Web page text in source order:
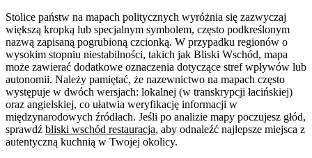
Stolice państw na mapach politycznych wyróżnia się zazwyczaj
większą kropką lub specjalnym symbolem, często podkreślonym
nazwą zapisaną pogrubioną czcionką. W przypadku regionów o
wysokim stopniu niestabilności, takich jak Bliski Wschód, mapa
może zawierać dodatkowe oznaczenia dotyczące stref wpływów lub
autonomii. Należy pamiętać, że nazewnictwo na mapach często
występuje w dwóch wersjach: lokalnej (w transkrypcji łacińskiej)
oraz angielskiej, co ułatwia weryfikację informacji w
międzynarodowych źródłach. Jeśli po analizie mapy poczujesz głód,
sprawdź bliski wschód restauracja, aby odnaleźć najlepsze miejsca z
autentyczną kuchnią w Twojej okolicy.